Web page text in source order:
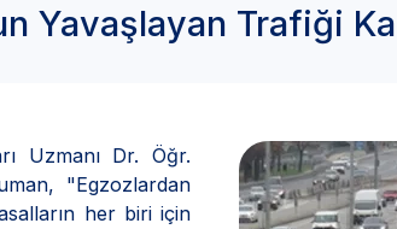
Yavaşlayan Trafiği
Uzmanı Dr. Öğr.
"Egzozlardan
her biri için